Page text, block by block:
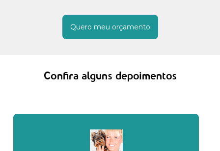
Quero meu orçamento
Confira alguns depoimentos